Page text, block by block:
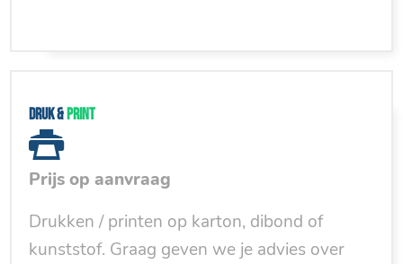
Druk &print
Prijs op aanvraag
Drukken / printen op karton, dibond of
kunststof. Graag geven we je advies over